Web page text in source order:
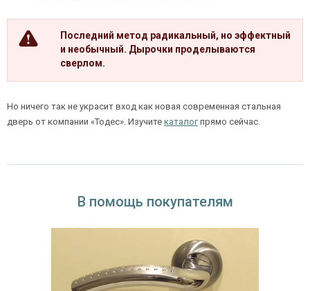
Последний метод радикальный, но эффектный
и необычный. Дырочки проделываются
сверлом.
Но ничего так не украсит вход как новая современная стальная
дверь от компании «Тодес». Изучите каталогпрямо сейчас.
В помощь покупателям